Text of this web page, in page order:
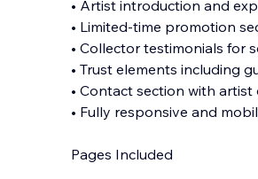
• Artist introduction and
• Limited-time promotion
• Collector testimonials for
• Trust elements including
• Contact section with
• Fully responsive and
Pages Included